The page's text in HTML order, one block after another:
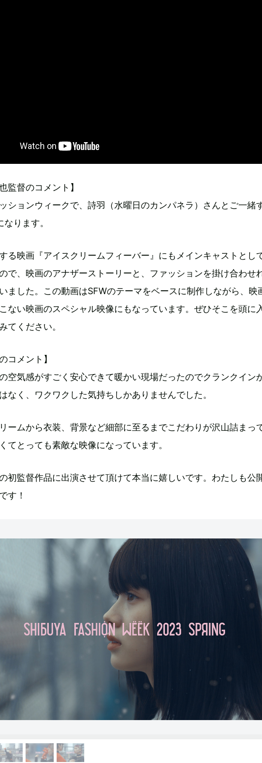
監督のコメント】
ションウィークで、詩羽（水曜日のカンパネラ）さんとご一緒
ります。
る映画『アイスクリームフィーバー』にもメインキャストとし
で、映画のアナザーストーリーと、ファッションを掛け合わせ
ました。この動画はSFWのテーマをベースに制作しながら、映
ない映画のスペシャル映像にもなっています。ぜひそこを頭に
てください。
コメント】
空気感がすごく安心できて暖かい現場だったのでクランクイン
なく、ワクワクした気持ちしかありませんでした。
ームから衣装、背景など細部に至るまでこだわりが沢山詰まっ
てとっても素敵な映像になっています。
初監督作品に出演させて頂けて本当に嬉しいです。わたしも公
す！